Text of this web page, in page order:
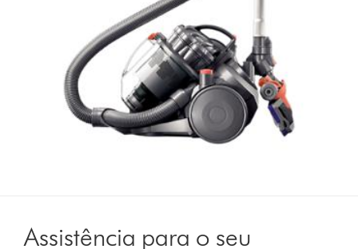
Assistência para o seu